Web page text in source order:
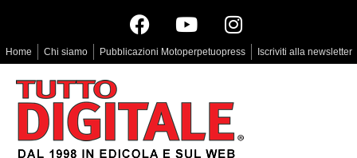
Home Chi siamo Pubblicazioni Motoperpetuopress Iscriviti alla newsletter